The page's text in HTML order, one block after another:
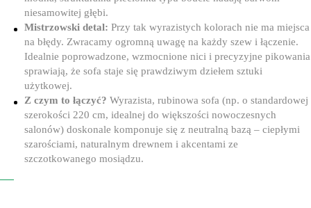
niesamowitej głębi.
Mistrzowski detal: Przy tak wyrazistych kolorach nie ma miejsca
na błędy. Zwracamy ogromną uwagę na każdy szew i łączenie.
Idealnie poprowadzone, wzmocnione nici i precyzyjne pikowania
sprawiają, że sofa staje się prawdziwym dziełem sztuki
użytkowej.
Z czym to łączyć? Wyrazista, rubinowa sofa (np. o standardowej
szerokości 220 cm, idealnej do większości nowoczesnych
salonów) doskonale komponuje się z neutralną bazą – ciepłymi
szarościami, naturalnym drewnem i akcentami ze
szczotkowanego mosiądzu.